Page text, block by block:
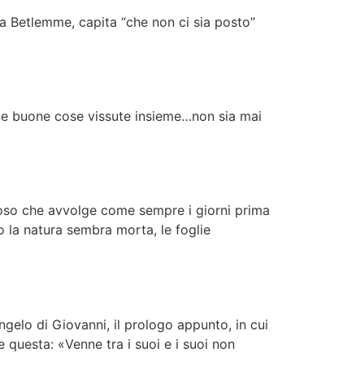
capita “che non ci sia posto”
cose vissute insieme…non sia mai
che avvolge come sempre i giorni prima
la natura sembra morta, le foglie
di Giovanni, il prologo appunto, in cui
questa: «Venne tra i suoi e i suoi non